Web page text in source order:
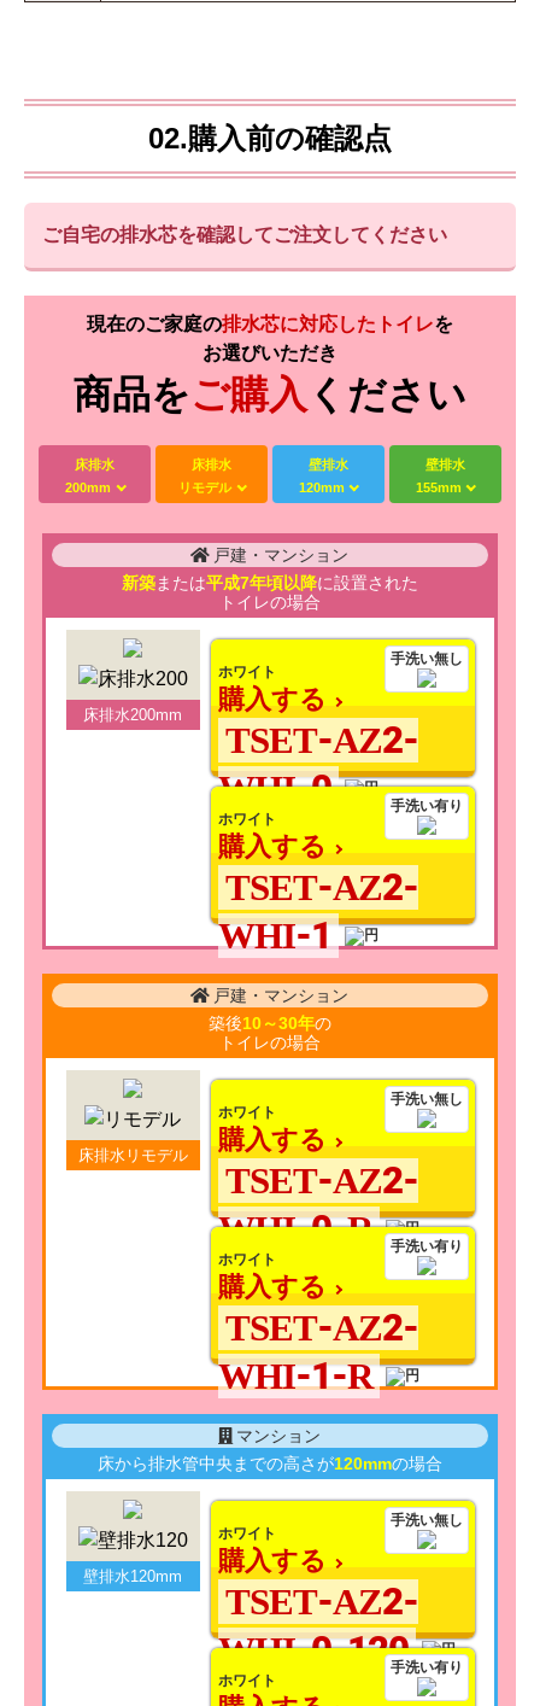
02.購入前の確認点
ご自宅の排水芯を確認してご注文してください
現在のご家庭の排水芯に対応したトイレを
お選びいただき
商品をご購入 ください
床排水
200mm
床排水
リモデル
壁排水
120mm
壁排水
155mm
戸建・マンション
新築または平成7年頃以降に設置された
トイレの場合
床排水200mm
手洗い無し
ホワイト
購入する
TSET-AZ2-
WHI-0
手洗い有り
ホワイト
購入する
TSET-AZ2-
WHI-1
戸建・マンション
築後10～30年の
トイレの場合
床排水リモデル
手洗い無し
ホワイト
購入する
TSET-AZ2-
WHI-0-R
手洗い有り
ホワイト
購入する
TSET-AZ2-
WHI-1-R
マンション
床から排水管中央までの高さが120mmの場合
壁排水120mm
手洗い無し
ホワイト
購入する
TSET-AZ2-
WHI-0-120手洗い有り
ホワイト